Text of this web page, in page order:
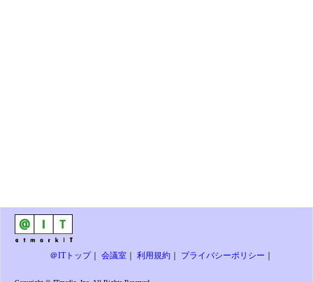
＠ITトップ｜ 会議室 利用規約 プライバシーポリシー